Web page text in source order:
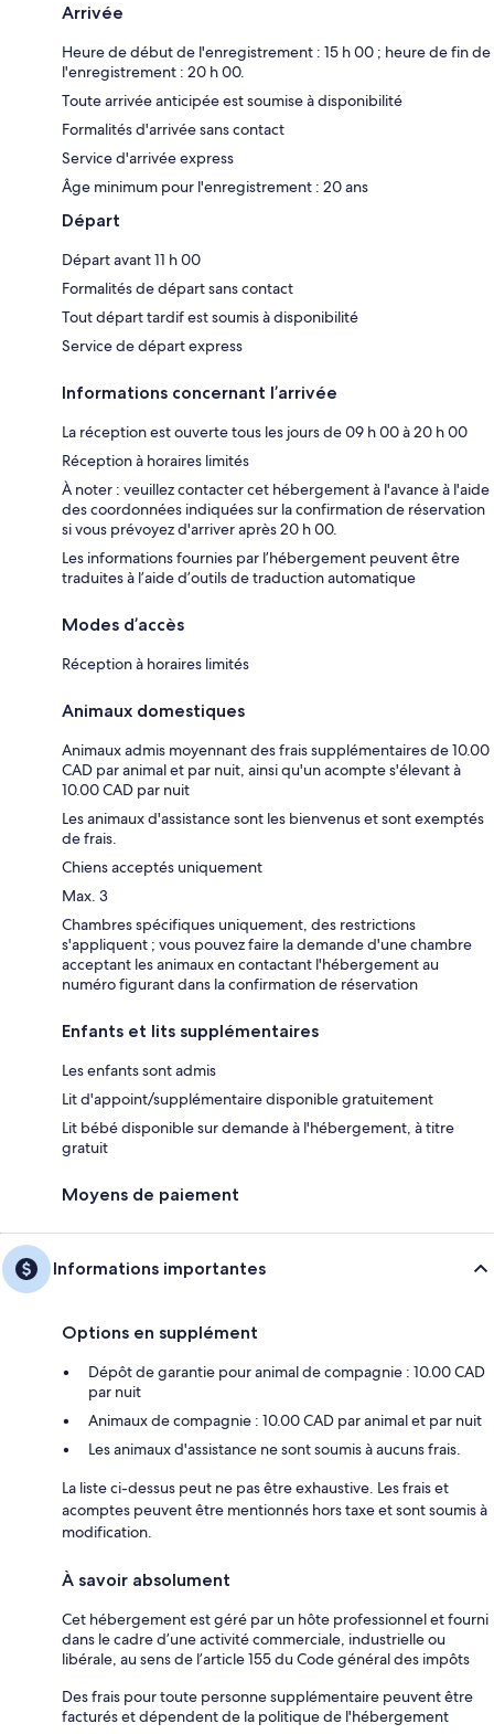
Arrivée
Heure de début de l'enregistrement : 15 h 00 ; heure de fin de
l'enregistrement : 20 h 00.
Toute arrivée anticipée est soumise à disponibilité
Formalités d'arrivée sans contact
Service d'arrivée express
Âge minimum pour l'enregistrement : 20 ans
Départ
Départ avant 11 h 00
Formalités de départ sans contact
Tout départ tardif est soumis à disponibilité
Service de départ express
Informations concernant l’arrivée
La réception est ouverte tous les jours de 09 h 00 à 20 h 00
Réception à horaires limités
À noter : veuillez contacter cet hébergement à l'avance à l'aide
des coordonnées indiquées sur la confirmation de réservation
si vous prévoyez d'arriver après 20 h 00.
Les informations fournies par l’hébergement peuvent être
traduites à l’aide d’outils de traduction automatique
Modes d’accès
Réception à horaires limités
Animaux domestiques
Animaux admis moyennant des frais supplémentaires de 10.00
CAD par animal et par nuit, ainsi qu'un acompte s'élevant à
10.00 CAD par nuit
Les animaux d'assistance sont les bienvenus et sont exemptés
de frais.
Chiens acceptés uniquement
Max. 3
Chambres spécifiques uniquement, des restrictions
s'appliquent ; vous pouvez faire la demande d'une chambre
acceptant les animaux en contactant l'hébergement au
numéro figurant dans la confirmation de réservation
Enfants et lits supplémentaires
Les enfants sont admis
Lit d'appoint/supplémentaire disponible gratuitement
Lit bébé disponible sur demande à l'hébergement, à titre
gratuit
Moyens de paiement
Informations importantes
Options en supplément
Dépôt de garantie pour animal de compagnie : 10.00 CAD
par nuit
Animaux de compagnie : 10.00 CAD par animal et par nuit
Les animaux d'assistance ne sont soumis à aucuns frais.
La liste ci-dessus peut ne pas être exhaustive. Les frais et
acomptes peuvent être mentionnés hors taxe et sont soumis à
modification.
À savoir absolument
Cet hébergement est géré par un hôte professionnel et fourni
dans le cadre d’une activité commerciale, industrielle ou
libérale, au sens de l’article 155 du Code général des impôts
Des frais pour toute personne supplémentaire peuvent être
facturés et dépendent de la politique de l'hébergement